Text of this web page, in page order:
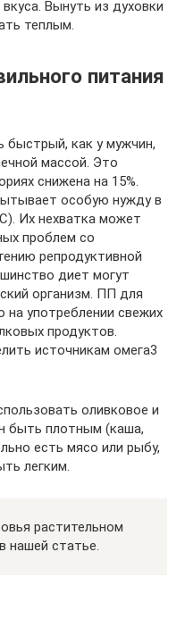
Вынуть из духовки
теплым.
питания
как у мужчин,
массой. Это
снижена на 15%.
особую нужду в
Их нехватка может
проблем со
репродуктивной
диет могут
организм. ПП для
употреблении свежих
продуктов.
источникам омега3
оливковое и
быть плотным (каша,
есть мясо или рыбу,
легким.
растительном
нашей статье.